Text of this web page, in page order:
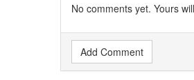
No comments yet. Yours
Add Comment